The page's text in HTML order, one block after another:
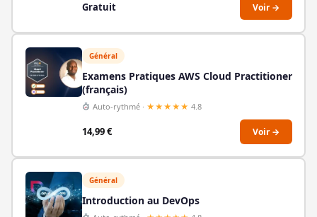
Gratuit Voir →
Général
Examens Pratiques AWS Cloud Practitioner
(français)
Auto-rythmé · ★★★★★ 4.8
14,99€ Voir →
Général
Introduction au DevOps